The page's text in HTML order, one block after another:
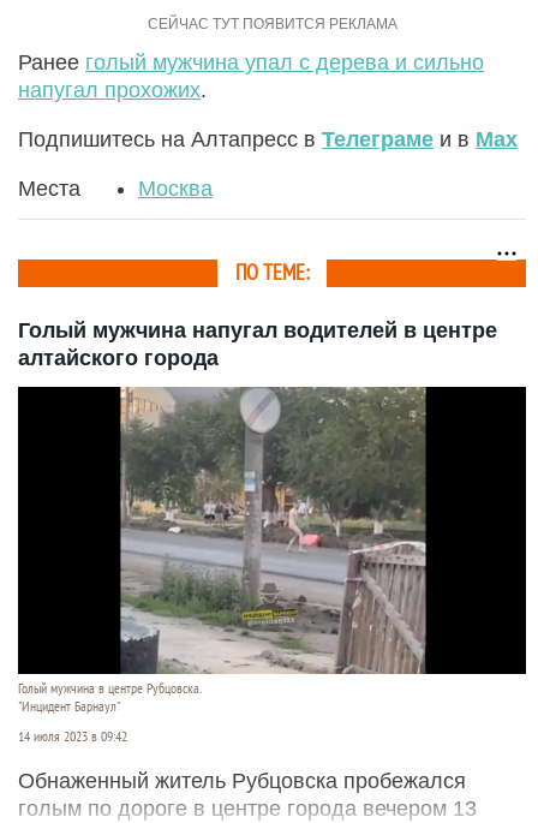
Ранее голый мужчина упал с дерева и сильно
напугал прохожих.
Подпишитесь на Алтапресс в Телеграме и в Max
Места Москва
ПО ТЕМЕ:
Голый мужчина напугал водителей в центре
алтайского города
Голый мужчина в центре Рубцовска.
"Инцидент Барнаул"
14 июля 2023 в 09:42
Обнаженный житель Рубцовска пробежался
голым по дороге в центре города вечером 13